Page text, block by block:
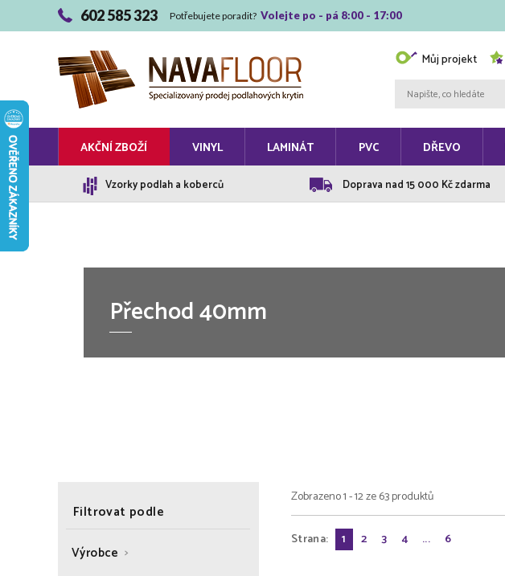
602 585 323 Potřebujete poradit? Volejte po - pá 8:00 - 17:00
Můj projekt
AKČNÍ ZBOŽÍ VINYL LAMINÁT PVC DŘEVO
Vzorky podlah a koberců Doprava nad 15 000 Kč zdarma
Přechod 40mm
Filtrovat podle
Výrobce
Zobrazeno 1 - 12 ze 63 produktů
Strana: 1 2 3 4 ... 6